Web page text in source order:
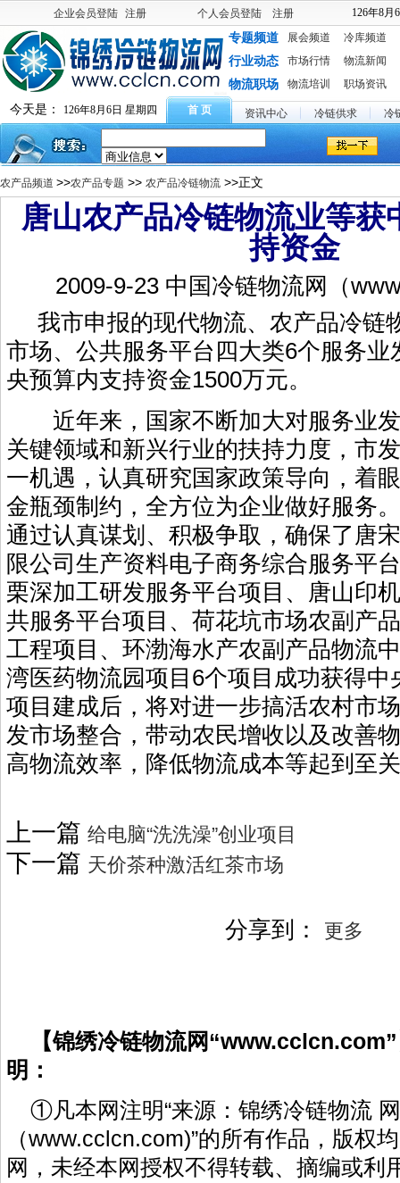
企业会员登陆 注册 个人会员登陆 注册 126年8月
专题频道 展会频道 冷库频道
行业动态 市场行情 物流新闻
物流职场 物流培训 职场资讯
今天是： 126年8月6日 星期四 首 页 资讯中心 冷链供求 冷
农产品频道 >>农产品专题 >> 农产品冷链物流 >>正文
唐山农产品冷链物流业等获
持资金
2009-9-23 中国冷链物流网（
我市申报的现代物流、农产品冷链
市场、公共服务平台四大类6个服务业
央预算内支持资金1500万元。
近年来，国家不断加大对服务业发
关键领域和新兴行业的扶持力度，市
一机遇，认真研究国家政策导向，着
金瓶颈制约，全方位为企业做好服务
通过认真谋划、积极争取，确保了唐
限公司生产资料电子商务综合服务平
栗深加工研发服务平台项目、唐山印
共服务平台项目、荷花坑市场农副产
工程项目、环渤海水产农副产品物流
湾医药物流园项目6个项目成功获得中
项目建成后，将对进一步搞活农村市
发市场整合，带动农民增收以及改善
高物流效率，降低物流成本等起到至
上一篇 给电脑“洗洗澡”创业项目
下一篇 天价茶种激活红茶市场
分享到： 更多
【锦绣冷链物流网
明：
①凡本网注明“来源：锦绣冷链物流 网
（www.cclcn.com)”的所有作品，版权
网，未经本网授权不得转载、摘编或利